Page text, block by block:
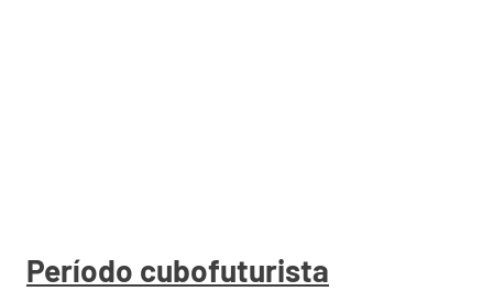
Período cubofuturista